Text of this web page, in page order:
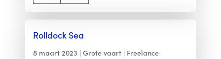
Rolldock Sea
8 maart 2023 Grote vaart Freelance